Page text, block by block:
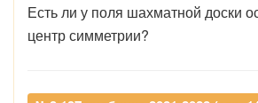
Есть ли у поля шахматной доски
центр симметрии?